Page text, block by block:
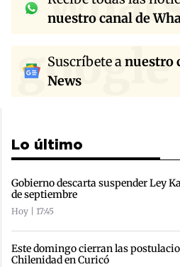
nuestro canal de
google
Suscríbete anuestro
News
Lo último
Gobierno descarta suspender Ley
de septiembre
Hoy | 17:45
Este domingo cierran las
Chilenidad en Curicó